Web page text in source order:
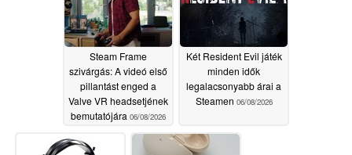
Steam Frame
szivárgás: A videó első
pillantást enged a
Valve VR headsetjének
bemutatójára 06/08/2026
Két Resident Evil játék
minden idők
legalacsonyabb árai a
Steamen 06/08/2026